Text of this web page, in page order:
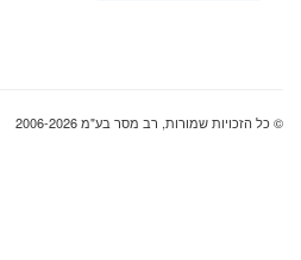
© כל הזכויות שמורות, רב מסר בע"מ 2006-2026